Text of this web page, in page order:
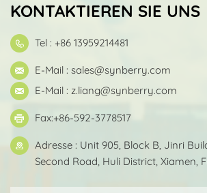
KONTAKTIEREN SIE UNS
Tel : +86 13959214481
E-Mail : sales@synberry.com
E-Mail : z.liang@synberry.com
Fax:+86-592-3778517
Adresse : Unit 905, Block B, Jinri
Second Road, Huli District, Xiamen,